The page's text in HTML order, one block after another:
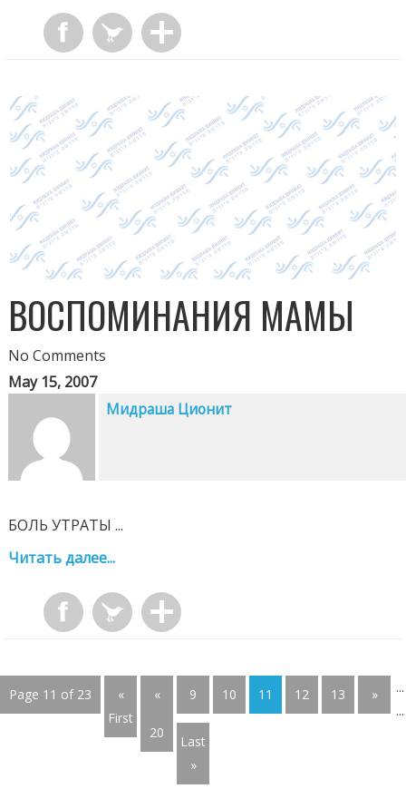
ВОСПОМИНАНИЯ МАМЫ
No Comments
May 15, 2007
Мидраша Ционит
БОЛЬ УТРАТЫ ...
Читать далее...
Page 11 of 23
«
First
...
« 9 10 11 12 13 »
20
...
Last
»